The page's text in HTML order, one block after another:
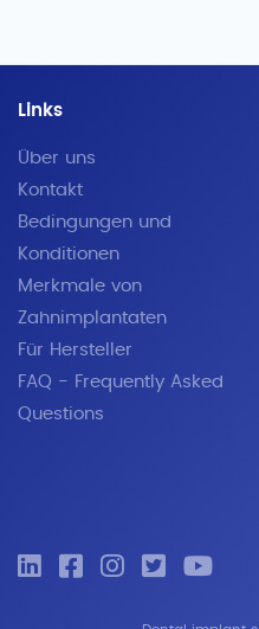
I1 Wide Platform
AB Dental Devices ®
Links
Über uns
Kontakt
Bedingungen und
Konditionen
Merkmale von
Zahnimplantaten
Für Hersteller
FAQ - Frequently Asked
Questions